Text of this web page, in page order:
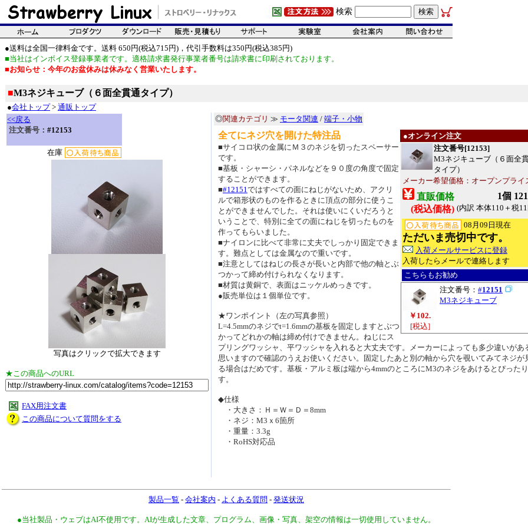
検索
●送料は全国一律料金です。送料 650円(税込715円)，代引手数料は350円(税込385円)
■当社はインボイス登録事業者です。適格請求書発行事業者番号は請求書に印刷されております。
■お知らせ：今年のお盆休みは休みなく営業いたします。
■M3ネジキューブ（６面全貫通タイプ）
●会社トップ> 通販トップ
<<戻る
注文番号： #12153
在庫
写真はクリックで拡大できます
★この商品へのURL
FAX用注文書
この商品について質問をする
◎関連カテゴリ ≫ モータ関連 / 端子・小物
●オンライン注文
注文番号[12153]
M3ネジキューブ（６面全
タイプ）
メーカー希望価格：オープンプライ
直販価格
(税込価格)
1個
(内訳 本体110＋税
08月09日現在
ただいま売切中です。
入荷メールサービスに登録
入荷したらメールで連絡します
こちらもお勧め
￥102.
[税込]
注文番号： #12151
M3ネジキューブ
全てにネジ穴を開けた特注品
■サイコロ状の金属にＭ３のネジを切ったスペーサー
です。
■基板・シャーシ・パネルなどを９０度の角度で固定
することができます。
■#12151ではすべての面にねじがないため、アクリ
ルで箱形状のものを作るときに頂点の部分に使うこ
とができませんでした。それは使いにくいだろうと
いうことで、特別に全ての面にねじを切ったものを
作ってもらいました。
■ナイロンに比べて非常に丈夫でしっかり固定できま
す。難点としては金属なので重いです。
■注意としてはねじの長さが長いと内部で他の軸とぶ
つかって締め付けられなくなります。
■材質は黄銅で、表面はニッケルめっきです。
●販売単位は１個単位です。
★ワンポイント（左の写真参照）
L=4.5mmのネジでt=1.6mmの基板を固定しますとぶつ
かってどれかの軸は締め付けできません。ねじにス
プリングワッシャ、平ワッシャを入れると大丈夫です。メーカーによっても多少違いがあ
思いますので確認のうえお使いください。固定したあと別の軸から穴を覗いてみてネジが
る場合はだめです。基板・アルミ板は端から4mmのところにM3のネジをあけるとぴった
す。
◆仕様
・大きさ：Ｈ＝Ｗ＝Ｄ＝8mm
・ネジ：M3ｘ6箇所
・重量：3.3g
・RoHS対応品
製品一覧 - 会社案内 - よくある質問 - 発送状況
●当社製品・ウェブはAI不使用です。AIが生成した文章、プログラム、画像・写真、架空の情報は一切使用していません。